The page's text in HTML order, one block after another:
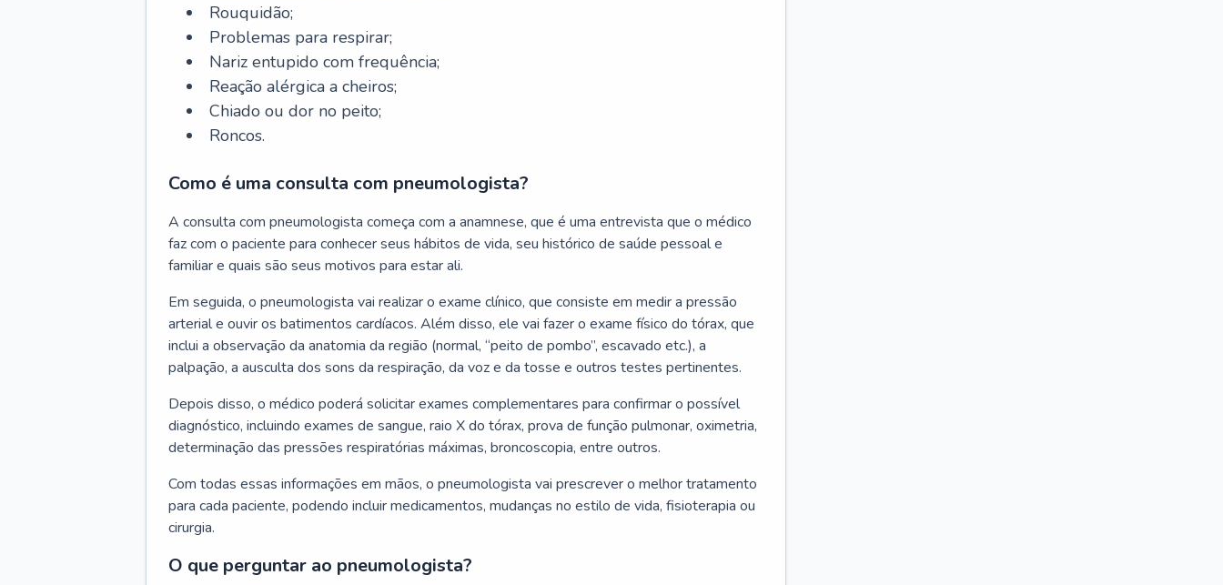
Rouquidão;
Problemas para respirar;
Nariz entupido com frequência;
Reação alérgica a cheiros;
Chiado ou dor no peito;
Roncos.
Como é uma consulta com pneumologista?
A consulta com pneumologista começa com a anamnese, que é uma entrevista que o médico
faz com o paciente para conhecer seus hábitos de vida, seu histórico de saúde pessoal e
familiar e quais são seus motivos para estar ali.
Em seguida, o pneumologista vai realizar o exame clínico, que consiste em medir a pressão
arterial e ouvir os batimentos cardíacos. Além disso, ele vai fazer o exame físico do tórax, que
inclui a observação da anatomia da região (normal, “peito de pombo”, escavado etc.), a
palpação, a ausculta dos sons da respiração, da voz e da tosse e outros testes pertinentes.
Depois disso, o médico poderá solicitar exames complementares para confirmar o possível
diagnóstico, incluindo exames de sangue, raio X do tórax, prova de função pulmonar, oximetria,
determinação das pressões respiratórias máximas, broncoscopia, entre outros.
Com todas essas informações em mãos, o pneumologista vai prescrever o melhor tratamento
para cada paciente, podendo incluir medicamentos, mudanças no estilo de vida, fisioterapia ou
cirurgia.
O que perguntar ao pneumologista?